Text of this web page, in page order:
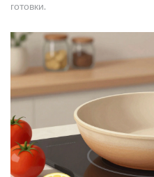
готовки.